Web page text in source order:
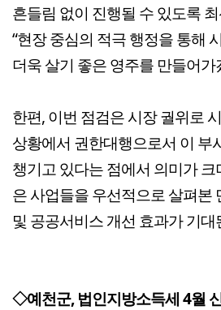
흔들림 없이 진행될 수 있도록
“현장 중심의 적극 행정을 통해
더욱 살기 좋은 영주를 만들어
한편, 이번 점검은 시장 궐위로
상황에서 권한대행으로서 이 부
챙기고 있다는 점에서 의미가
은 사업들을 우선적으로 살펴본
및 공공서비스 개선 효과가 기대
◇예천군, 법인지방소득세 4월